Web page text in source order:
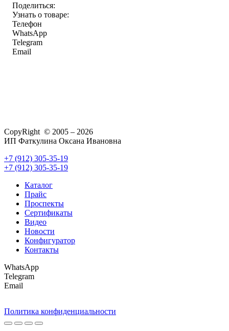
Поделиться:
Узнать о товаре:
Телефон
WhatsApp
Telegram
Email
CopyRight © 2005 – 2026
ИП Фаткулина Оксана Ивановна
+7 (912) 305-35-19
+7 (912) 305-35-19
Каталог
Прайс
Проспекты
Сертификаты
Видео
Новости
Конфигуратор
Контакты
WhatsApp
Telegram
Email
Политика конфиденциальности